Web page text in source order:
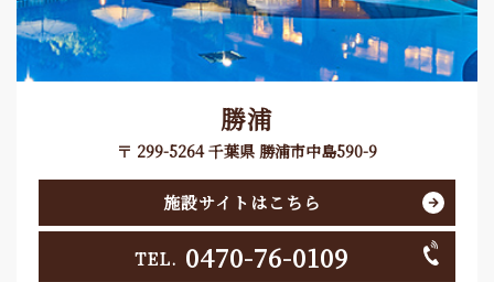
勝浦
〒 299-5264 千葉県 勝浦市中島590-9
施設サイトはこちら
TEL. 0470-76-0109